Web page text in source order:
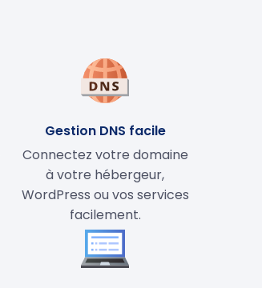
Gestion DNS facile
Connectez votre domaine
à votre hébergeur,
WordPress ou vos services
facilement.